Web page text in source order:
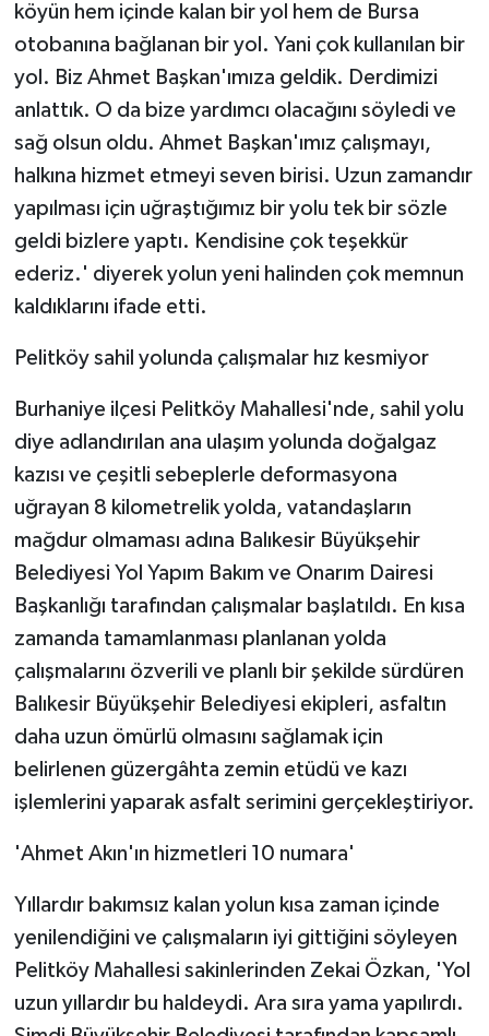
köyün hem içinde kalan bir yol hem de Bursa
otobanına bağlanan bir yol. Yani çok kullanılan bir
yol. Biz Ahmet Başkan'ımıza geldik. Derdimizi
anlattık. O da bize yardımcı olacağını söyledi ve
sağ olsun oldu. Ahmet Başkan'ımız çalışmayı,
halkına hizmet etmeyi seven birisi. Uzun zamandır
yapılması için uğraştığımız bir yolu tek bir sözle
geldi bizlere yaptı. Kendisine çok teşekkür
ederiz.' diyerek yolun yeni halinden çok memnun
kaldıklarını ifade etti.
Pelitköy sahil yolunda çalışmalar hız kesmiyor
Burhaniye ilçesi Pelitköy Mahallesi'nde, sahil yolu
diye adlandırılan ana ulaşım yolunda doğalgaz
kazısı ve çeşitli sebeplerle deformasyona
uğrayan 8 kilometrelik yolda, vatandaşların
mağdur olmaması adına Balıkesir Büyükşehir
Belediyesi Yol Yapım Bakım ve Onarım Dairesi
Başkanlığı tarafından çalışmalar başlatıldı. En kısa
zamanda tamamlanması planlanan yolda
çalışmalarını özverili ve planlı bir şekilde sürdüren
Balıkesir Büyükşehir Belediyesi ekipleri, asfaltın
daha uzun ömürlü olmasını sağlamak için
belirlenen güzergâhta zemin etüdü ve kazı
işlemlerini yaparak asfalt serimini gerçekleştiriyor.
'Ahmet Akın'ın hizmetleri 10 numara'
Yıllardır bakımsız kalan yolun kısa zaman içinde
yenilendiğini ve çalışmaların iyi gittiğini söyleyen
Pelitköy Mahallesi sakinlerinden Zekai Özkan, 'Yol
uzun yıllardır bu haldeydi. Ara sıra yama yapılırdı.